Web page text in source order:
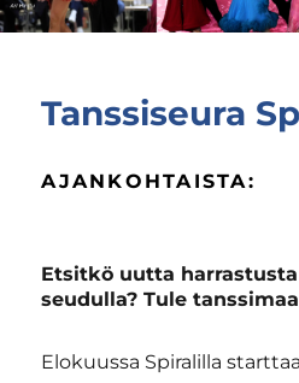
Tanssiseura
AJANKOHTAISTA:
Etsitkö uutta
seudulla? Tule
Elokuussa Spiralilla